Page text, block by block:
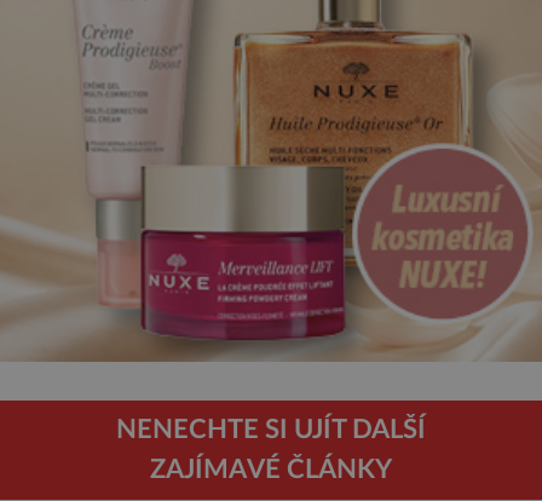
NENECHTE SI UJÍT DALŠÍ
ZAJÍMAVÉ ČLÁNKY